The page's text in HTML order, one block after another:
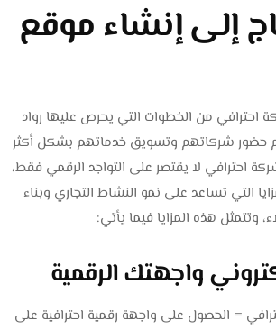
إلى إنشاء موقع
احترافي من الخطوات التي يحرص عليها رواد
حضور شركاتهم وتسويق خدماتهم بشكل أكثر
احترافي لا يقتصر على التواجد الرقمي فقط،
التي تساعد على نمو النشاط التجاري وبناء
وتتمثل هذه المزايا فيما يأتي:
واجهتك الرقمية
= الحصول على واجهة رقمية احترافية على